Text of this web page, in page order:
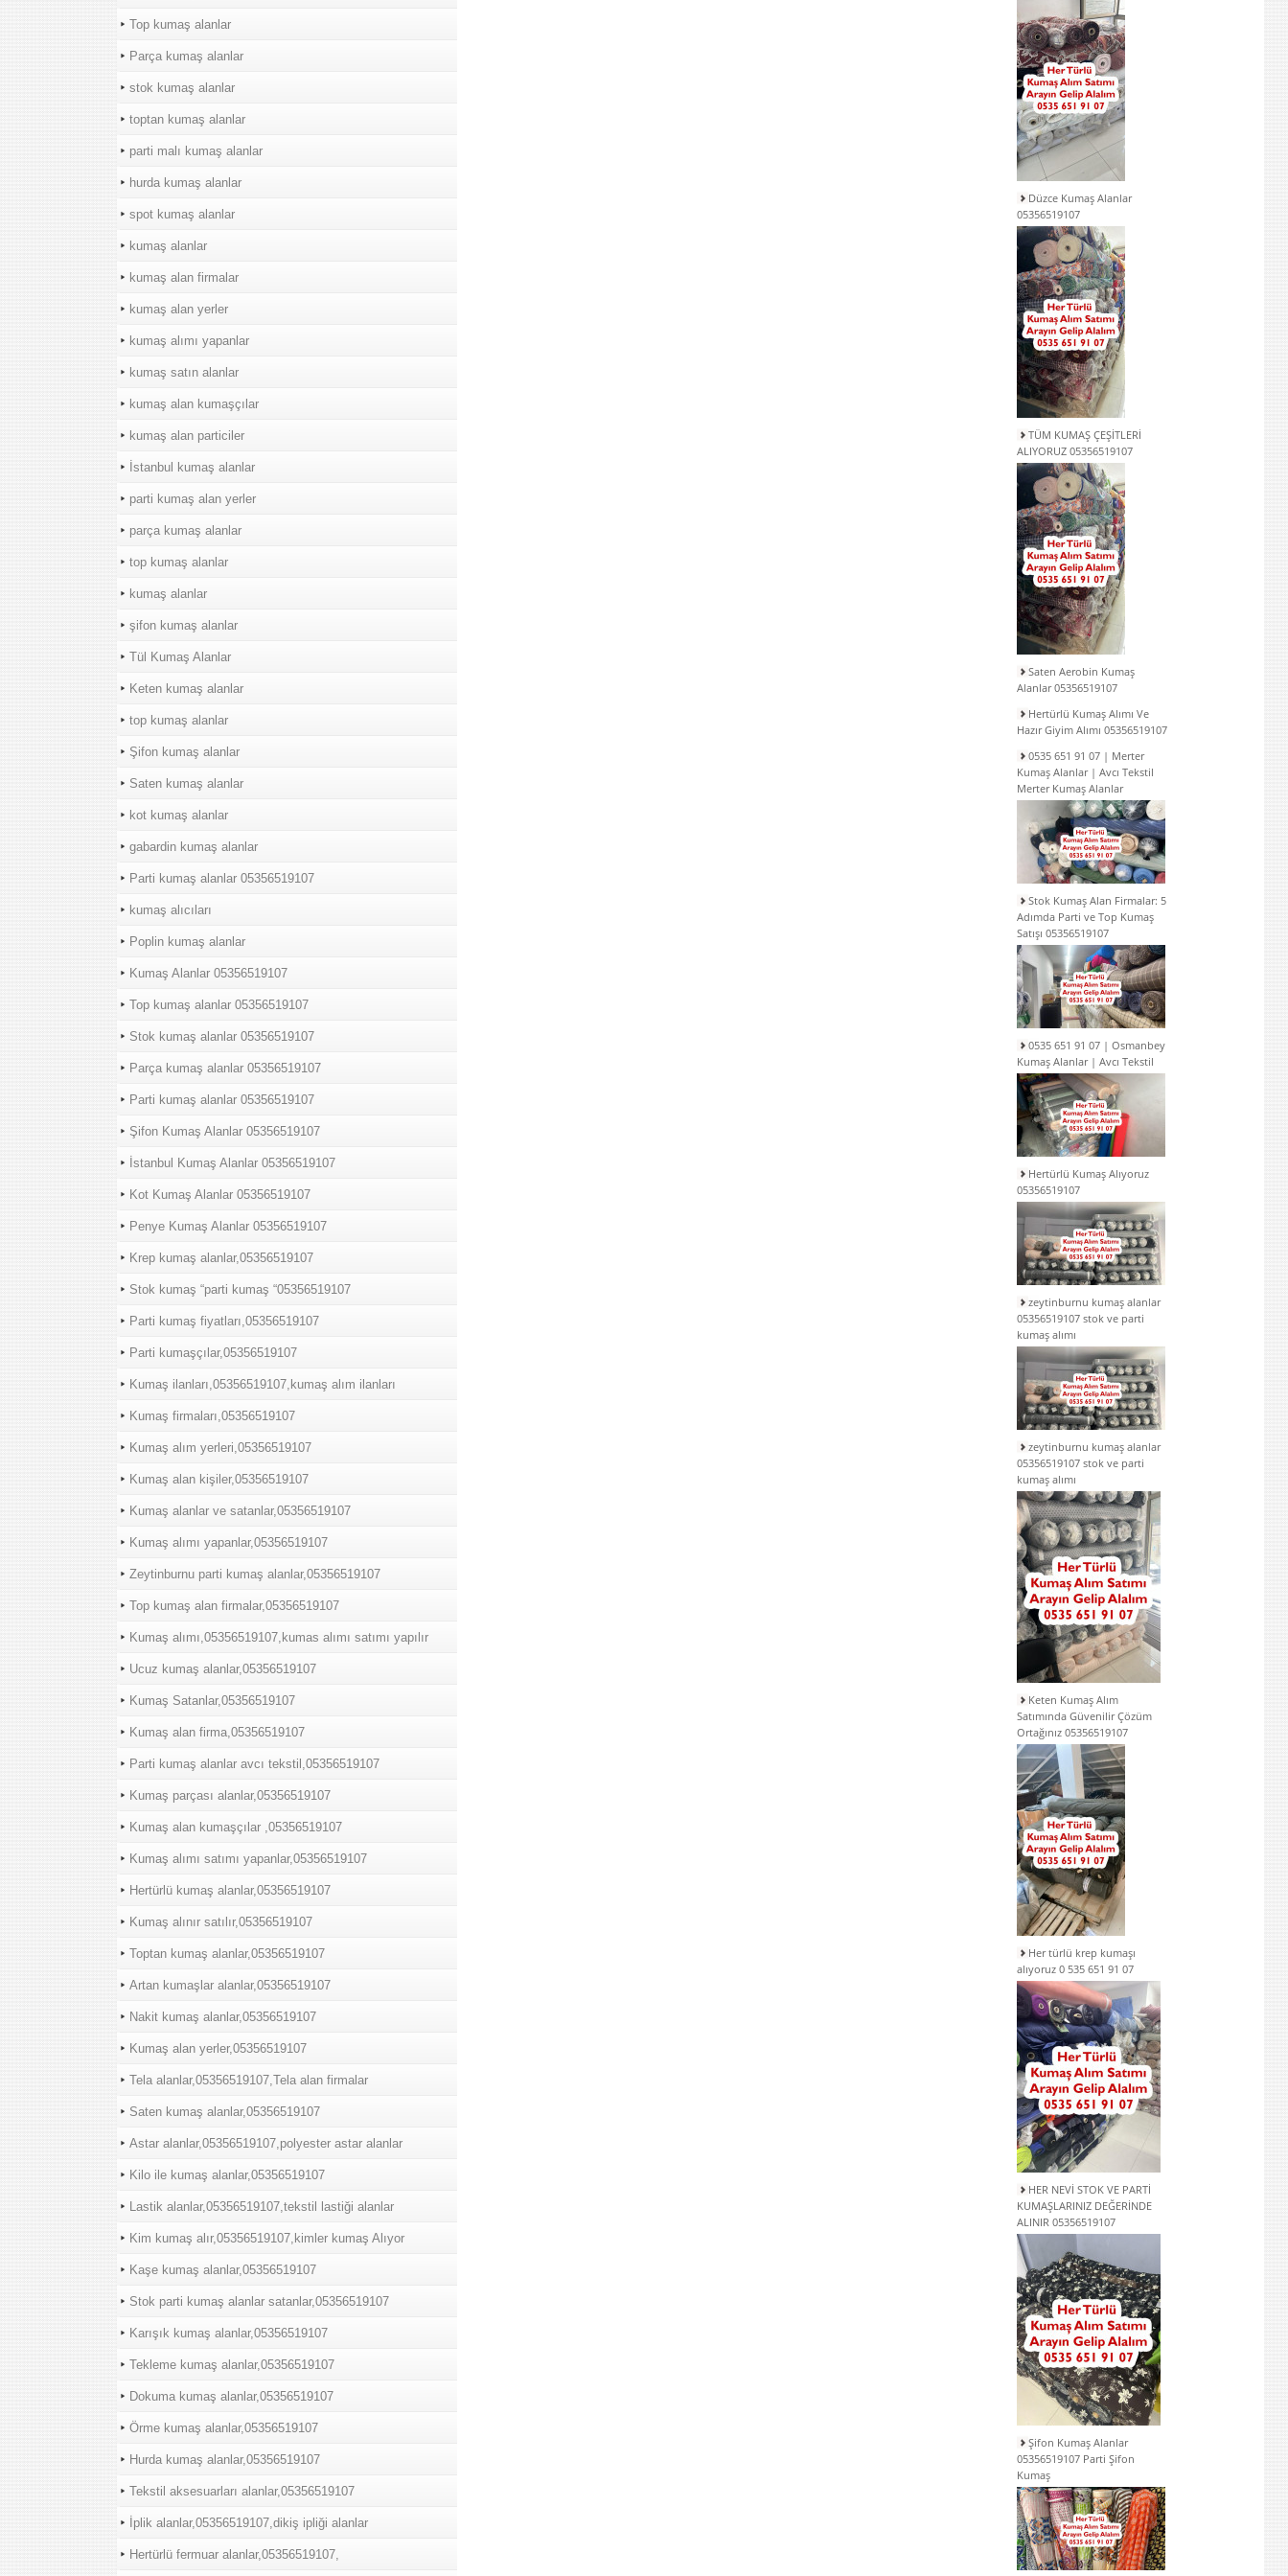
Top kumaş alanlar
Parça kumaş alanlar
stok kumaş alanlar
toptan kumaş alanlar
parti malı kumaş alanlar
hurda kumaş alanlar
spot kumaş alanlar
kumaş alanlar
kumaş alan firmalar
kumaş alan yerler
kumaş alımı yapanlar
kumaş satın alanlar
kumaş alan kumaşçılar
kumaş alan particiler
İstanbul kumaş alanlar
parti kumaş alan yerler
parça kumaş alanlar
top kumaş alanlar
kumaş alanlar
şifon kumaş alanlar
Tül Kumaş Alanlar
Keten kumaş alanlar
top kumaş alanlar
Şifon kumaş alanlar
Saten kumaş alanlar
kot kumaş alanlar
gabardin kumaş alanlar
Parti kumaş alanlar 05356519107
kumaş alıcıları
Poplin kumaş alanlar
Kumaş Alanlar 05356519107
Top kumaş alanlar 05356519107
Stok kumaş alanlar 05356519107
Parça kumaş alanlar 05356519107
Parti kumaş alanlar 05356519107
Şifon Kumaş Alanlar 05356519107
İstanbul Kumaş Alanlar 05356519107
Kot Kumaş Alanlar 05356519107
Penye Kumaş Alanlar 05356519107
Krep kumaş alanlar,05356519107
Stok kumaş “parti kumaş “05356519107
Parti kumaş fiyatları,05356519107
Parti kumaşçılar,05356519107
Kumaş ilanları,05356519107,kumaş alım ilanları
Kumaş firmaları,05356519107
Kumaş alım yerleri,05356519107
Kumaş alan kişiler,05356519107
Kumaş alanlar ve satanlar,05356519107
Kumaş alımı yapanlar,05356519107
Zeytinburnu parti kumaş alanlar,05356519107
Top kumaş alan firmalar,05356519107
Kumaş alımı,05356519107,kumas alımı satımı yapılır
Ucuz kumaş alanlar,05356519107
Kumaş Satanlar,05356519107
Kumaş alan firma,05356519107
Parti kumaş alanlar avcı tekstil,05356519107
Kumaş parçası alanlar,05356519107
Kumaş alan kumaşçılar ,05356519107
Kumaş alımı satımı yapanlar,05356519107
Hertürlü kumaş alanlar,05356519107
Kumaş alınır satılır,05356519107
Toptan kumaş alanlar,05356519107
Artan kumaşlar alanlar,05356519107
Nakit kumaş alanlar,05356519107
Kumaş alan yerler,05356519107
Tela alanlar,05356519107,Tela alan firmalar
Saten kumaş alanlar,05356519107
Astar alanlar,05356519107,polyester astar alanlar
Kilo ile kumaş alanlar,05356519107
Lastik alanlar,05356519107,tekstil lastiği alanlar
Kim kumaş alır,05356519107,kimler kumaş Alıyor
Kaşe kumaş alanlar,05356519107
Stok parti kumaş alanlar satanlar,05356519107
Karışık kumaş alanlar,05356519107
Tekleme kumaş alanlar,05356519107
Dokuma kumaş alanlar,05356519107
Örme kumaş alanlar,05356519107
Hurda kumaş alanlar,05356519107
Tekstil aksesuarları alanlar,05356519107
İplik alanlar,05356519107,dikiş ipliği alanlar
Hertürlü fermuar alanlar,05356519107,
Düzce Kumaş Alanlar
05356519107
TÜM KUMAŞ ÇEŞİTLERİ
ALIYORUZ 05356519107
Saten Aerobin Kumaş
Alanlar 05356519107
Hertürlü Kumaş Alımı Ve
Hazır Giyim Alımı 05356519107
0535 651 91 07 | Merter
Kumaş Alanlar | Avcı Tekstil
Merter Kumaş Alanlar
Stok Kumaş Alan Firmalar: 5
Adımda Parti ve Top Kumaş
Satışı 05356519107
0535 651 91 07 | Osmanbey
Kumaş Alanlar | Avcı Tekstil
Hertürlü Kumaş Alıyoruz
05356519107
zeytinburnu kumaş alanlar
05356519107 stok ve parti
kumaş alımı
zeytinburnu kumaş alanlar
05356519107 stok ve parti
kumaş alımı
Keten Kumaş Alım
Satımında Güvenilir Çözüm
Ortağınız 05356519107
Her türlü krep kumaşı
alıyoruz 0 535 651 91 07
HER NEVİ STOK VE PARTİ
KUMAŞLARINIZ DEĞERİNDE
ALINIR 05356519107
Şifon Kumaş Alanlar
05356519107 Parti Şifon
Kumaş